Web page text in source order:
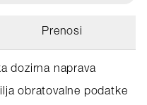
Prenosi
dozirna naprava
obratovalne podatke